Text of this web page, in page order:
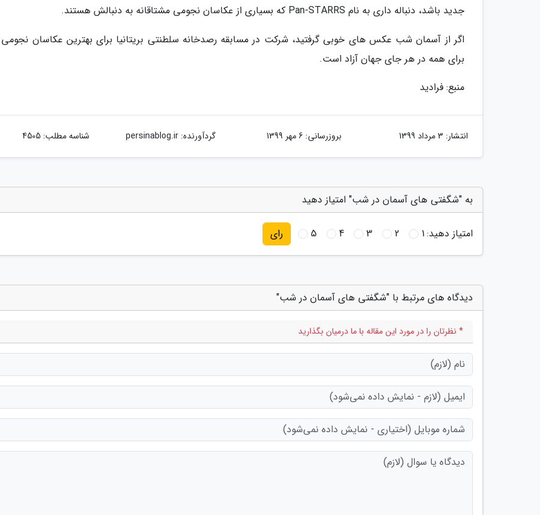
جدید باشد، دنباله داری به نام Pan-STARRS که بسیاری از عکاسان نجومی مشتاقانه به دنبالش هستند.
اگر از آسمان شب عکس های خوبی گرفتید، شرکت در مسابقه رصدخانه سلطنتی بریتانیا برای بهترین عکاسان
برای همه در هر جای جهان آزاد است.
منبع: فرادید
انتشار: 3 مرداد 1399 بروزرسانی: 6 مهر 1399 گردآورنده:persinablog.ir شناسه مطلب: 4505
به "شگفتی های آسمان در شب" امتیاز دهید
امتیاز دهید:1
2
3
4
5 رای
دیدگاه های مرتبط با "شگفتی های آسمان در شب"
* نظرتان را در مورد این مقاله با ما درمیان بگذارید